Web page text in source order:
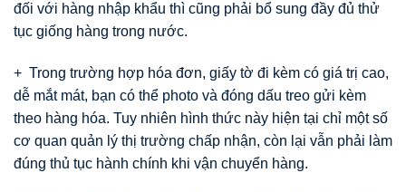
đối với hàng nhập khẩu thì cũng phải bổ sung đầy đủ thử
tục giống hàng trong nước.
+ Trong trường hợp hóa đơn, giấy tờ đi kèm có giá trị cao,
dễ mắt mát, bạn có thể photo và đóng dấu treo gửi kèm
theo hàng hóa. Tuy nhiên hình thức này hiện tại chỉ một số
cơ quan quản lý thị trường chấp nhận, còn lại vẫn phải làm
đúng thủ tục hành chính khi vận chuyển hàng.